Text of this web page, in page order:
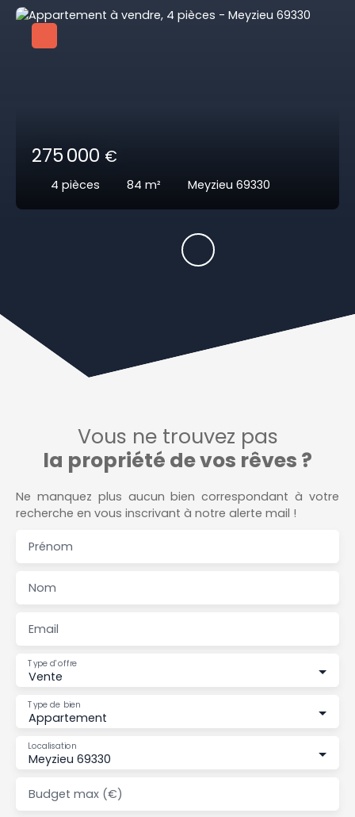
275 000 €
4 pièces 84 m² Meyzieu 69330
Vous ne trouvez pas
la propriété de vos rêves ?
Ne manquez plus aucun bien correspondant à votre
recherche en vous inscrivant à notre alerte mail !
Prénom
Nom
Email
Vente
Type d'offre
Appartement
Type de bien
Meyzieu 69330
Localisation
Budget max (€)